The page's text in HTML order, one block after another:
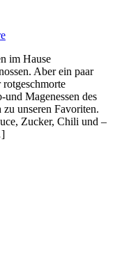
im Hause
Aber ein paar
Magenessen des
unseren Favoriten.
Zucker, Chili und –